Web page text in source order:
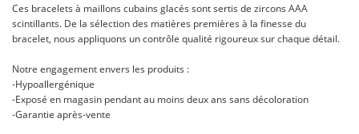
Ces bracelets à maillons cubains glacés sont sertis de zircons AAA
scintillants. De la sélection des matières premières à la finesse du
bracelet, nous appliquons un contrôle qualité rigoureux sur chaque détail.
Notre engagement envers les produits :
-Hypoallergénique
-Exposé en magasin pendant au moins deux ans sans décoloration
-Garantie après-vente